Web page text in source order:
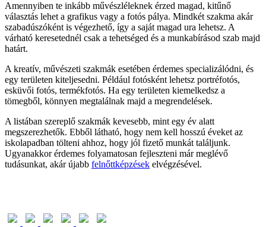
Amennyiben te inkább művészléleknek érzed magad, kitűnő
választás lehet a grafikus vagy a fotós pálya. Mindkét szakma akár
szabadúszóként is végezhető, így a saját magad ura lehetsz. A
várható keresetednél csak a tehetséged és a munkabírásod szab majd
határt.
A kreatív, művészeti szakmák esetében érdemes specializálódni, és
egy területen kiteljesedni. Például fotósként lehetsz portréfotós,
esküvői fotós, termékfotós. Ha egy területen kiemelkedsz a
tömegből, könnyen megtalálnak majd a megrendelések.
A listában szereplő szakmák kevesebb, mint egy év alatt
megszerezhetők. Ebből látható, hogy nem kell hosszú éveket az
iskolapadban tölteni ahhoz, hogy jól fizető munkát találjunk.
Ugyanakkor érdemes folyamatosan fejleszteni már meglévő
tudásunkat, akár újabb felnőttképzések elvégzésével.